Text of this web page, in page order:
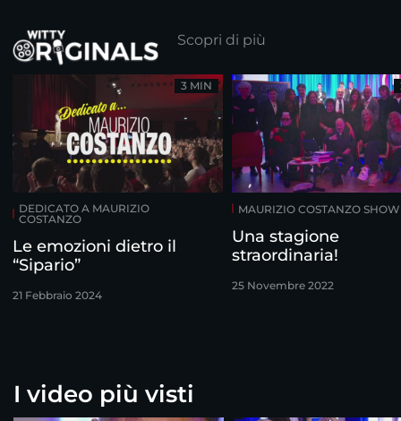
Scopri di più
DEDICATO A MAURIZIO
COSTANZO
Le emozioni dietro il
“Sipario”
21 Febbraio 2024
3 MIN
MAURIZIO COSTANZO SHOW
Una stagione
straordinaria!
25 Novembre 2022
I video più visti